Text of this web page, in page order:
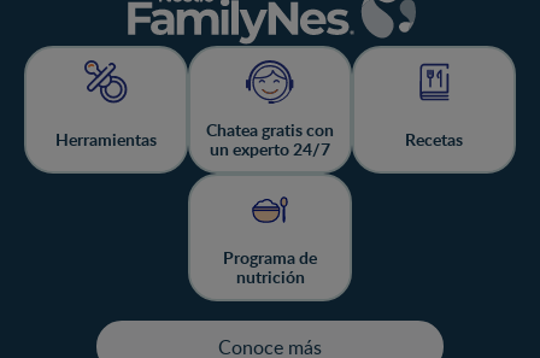
Herramientas
Chatea gratis con
un experto 24/7
Recetas
Programa de
nutrición
Conoce más